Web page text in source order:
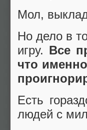
Мол,
Но дело в
игру. Все
что
Есть
людей с